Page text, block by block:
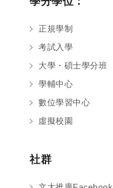
正規學制
考試入學
大學・碩士學分班
學輔中心
數位學習中心
虛擬校園
社群